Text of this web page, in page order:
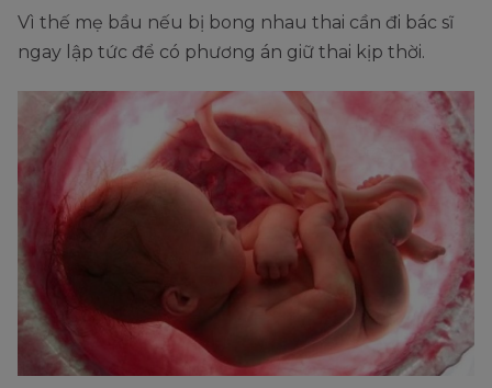
Vì thế mẹ bầu nếu bị bong nhau thai cần đi bác sĩ
ngay lập tức để có phương án giữ thai kịp thời.